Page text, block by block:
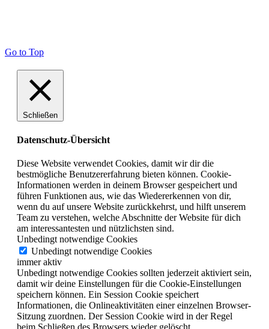
Go to Top
Schließen
Datenschutz-Übersicht
Diese Website verwendet Cookies, damit wir dir die
bestmögliche Benutzererfahrung bieten können. Cookie-
Informationen werden in deinem Browser gespeichert und
führen Funktionen aus, wie das Wiedererkennen von dir,
wenn du auf unsere Website zurückkehrst, und hilft unserem
Team zu verstehen, welche Abschnitte der Website für dich
am interessantesten und nützlichsten sind.
Unbedingt notwendige Cookies
Unbedingt notwendige Cookies
immer aktiv
Unbedingt notwendige Cookies sollten jederzeit aktiviert sein,
damit wir deine Einstellungen für die Cookie-Einstellungen
speichern können. Ein Session Cookie speichert
Informationen, die Onlineaktivitäten einer einzelnen Browser-
Sitzung zuordnen. Der Session Cookie wird in der Regel
beim Schließen des Browsers wieder gelöscht.